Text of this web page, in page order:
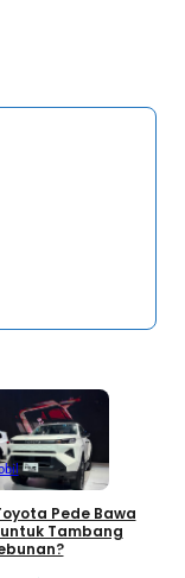
Pede Bawa
untuk Tambang